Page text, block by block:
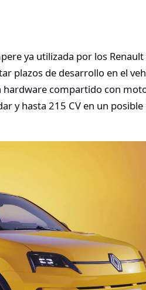
ya utilizada por los Renault
plazos de desarrollo en el
hardware compartido con
y hasta 215 CV en un posible